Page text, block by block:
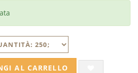
AL CARRELLO